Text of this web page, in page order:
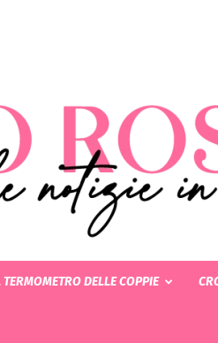
TERMOMETRO DELLE COPPIE